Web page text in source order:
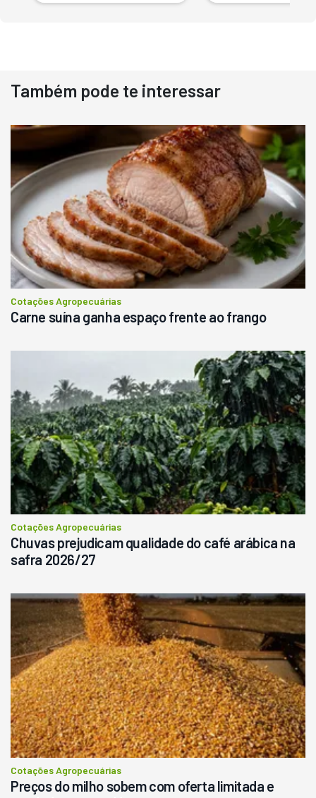
Também pode te interessar
Cotações Agropecuárias
Carne suína ganha espaço frente ao frango
Cotações Agropecuárias
Chuvas prejudicam qualidade do café arábica na
safra 2026/27
Cotações Agropecuárias
Preços do milho sobem com oferta limitada e